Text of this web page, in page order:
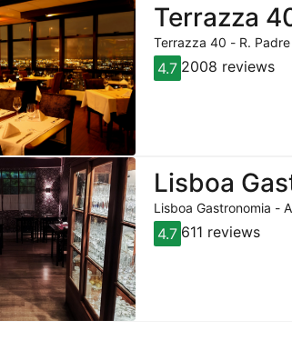
Terrazza
Terrazza 40 - R.
4.7 2008 reviews
Lisboa
Lisboa Gastronomia -
4.7 611 reviews